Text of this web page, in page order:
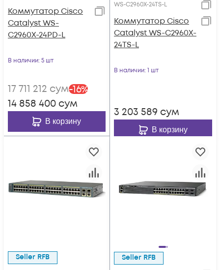
Коммутатор Cisco
Catalyst WS-
C2960X-24PD-L
В наличии: 5 шт
17 711 212 сум-16%
14 858 400 сум
В корзину
WS-C2960X-24TS-L
Коммутатор Cisco
Catalyst WS-C2960X-
24TS-L
В наличии: 1 шт
3 203 589 сум
В корзину
Seller RFB Seller RFB